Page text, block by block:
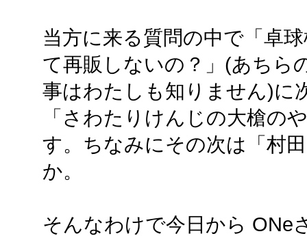
当方に来る質問の中で「卓
て再販しないの？」(あちら
事はわたしも知りません)に
「さわたりけんじの大槍の
す。ちなみにその次は「村
か。
そんなわけで今日から ONe